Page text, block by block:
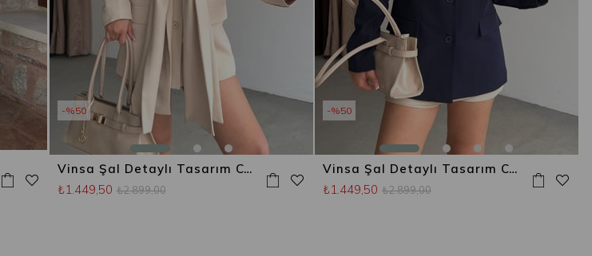
Vinsa Şal Detaylı Tasarım Ceket Taş
₺1.449,50 ₺2.899,00
%50
Vinsa Şal Detaylı Tasarım Ceket Lacivert
₺1.449,50 ₺2.899,00
%50